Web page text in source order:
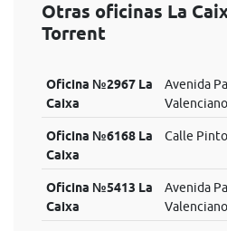
Otras oficinas La
Torrent
Oficina №2967 La
Caixa
Avenida
Oficina №6168 La
Caixa
Calle
Oficina №5413 La
Caixa
Avenida